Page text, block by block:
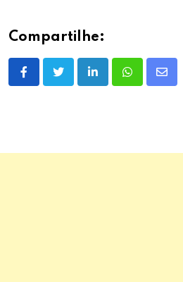
Compartilhe:
LinkedInWhatsappShare